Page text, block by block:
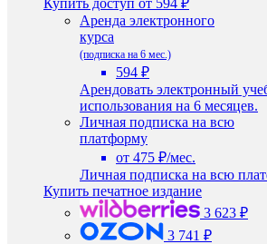
Купить доступ от 594 ₽
Аренда электронного
курса
(подписка на 6 мес.)
594 ₽
Арендовать электронный
использования на 6 месяцев.
Личная подписка на всю
платформу
от 475 ₽/мес.
Личная подписка на всю
Купить печатное издание
3 623 ₽
3 741 ₽